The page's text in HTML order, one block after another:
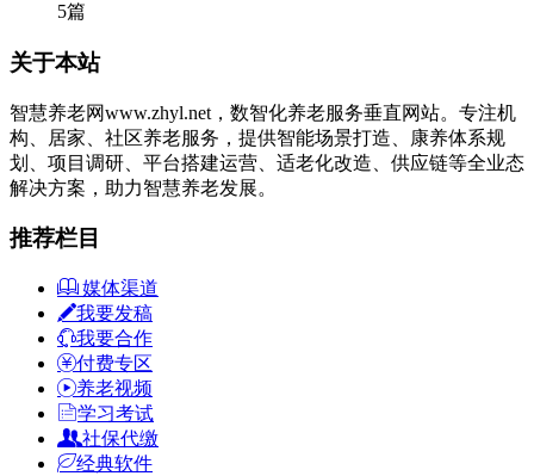
5篇
关于本站
智慧养老网www.zhyl.net，数智化养老服务垂直网站。专注机
构、居家、社区养老服务，提供智能场景打造、康养体系规
划、项目调研、平台搭建运营、适老化改造、供应链等全业态
解决方案，助力智慧养老发展。
推荐栏目
媒体渠道
我要发稿
我要合作
付费专区
养老视频
学习考试
社保代缴
经典软件